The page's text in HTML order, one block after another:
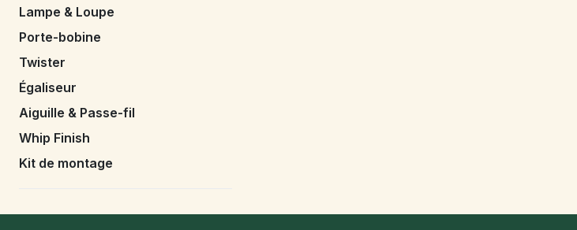
Lampe & Loupe
Porte-bobine
Twister
Égaliseur
Aiguille & Passe-fil
Whip Finish
Kit de montage